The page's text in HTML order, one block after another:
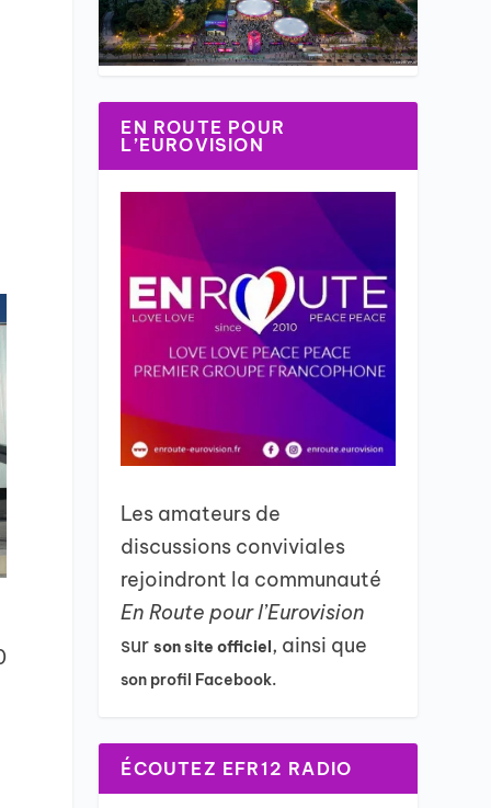
EN ROUTE POUR
L’EUROVISION
Les amateurs de
discussions conviviales
rejoindront la communauté
En Route pour l’Eurovision
surson site officiel, ainsi que
son profil Facebook.
ÉCOUTEZ EFR12 RADIO